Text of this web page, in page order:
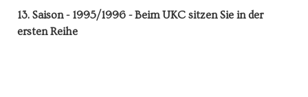
13. Saison - 1995/1996 - Beim UKC sitzen Sie in der
ersten Reihe